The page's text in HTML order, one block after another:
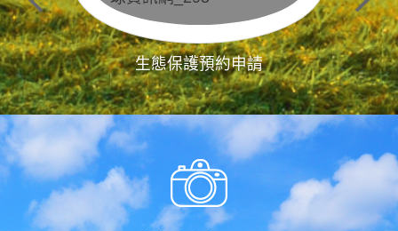
生態保護預約申請